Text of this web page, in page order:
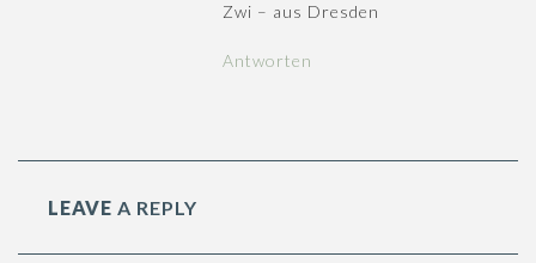
Zwi – aus Dresden
Antworten
LEAVE A REPLY